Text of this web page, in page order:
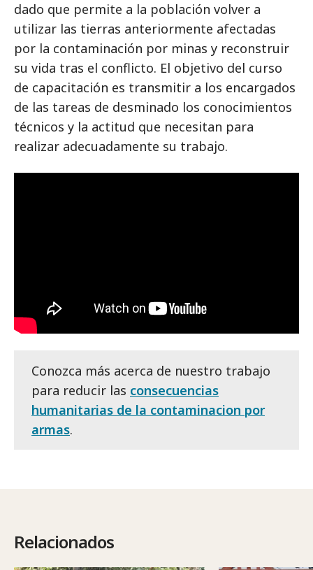
dado que permite a la población volver a
utilizar las tierras anteriormente afectadas
por la contaminación por minas y reconstruir
su vida tras el conflicto. El objetivo del curso
de capacitación es transmitir a los encargados
de las tareas de desminado los conocimientos
técnicos y la actitud que necesitan para
realizar adecuadamente su trabajo.
Conozca más acerca de nuestro trabajo
para reducir las consecuencias
humanitarias de la contaminacion por
armas.
Relacionados